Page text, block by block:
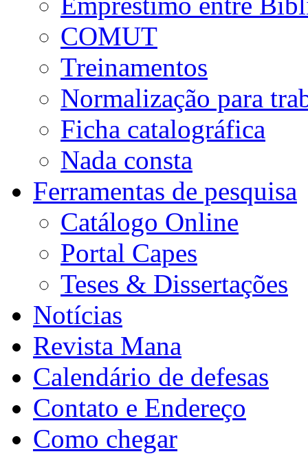
COMUT
Treinamentos
Normalização para
Ficha catalográfica
Nada consta
Ferramentas de pesquisa
Catálogo Online
Portal Capes
Teses & Dissertações
Notícias
Revista Mana
Calendário de defesas
Contato e Endereço
Como chegar